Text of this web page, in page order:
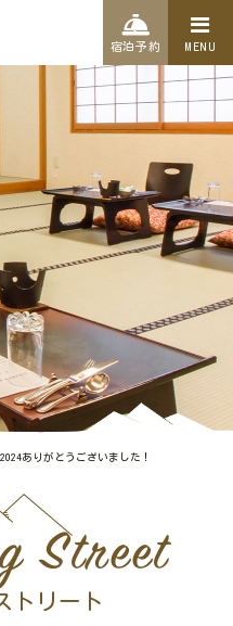
MENU
宿泊予約
2024ありがとうございました！
Street
トリート